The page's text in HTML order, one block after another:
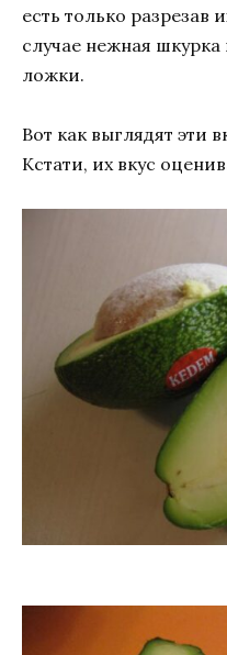
есть только разрезав
случае нежная шкурка
ложки.
Вот как выглядят эти
Кстати, их вкус